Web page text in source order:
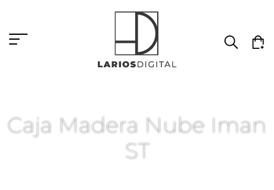
Caja Madera Nube Iman
ST